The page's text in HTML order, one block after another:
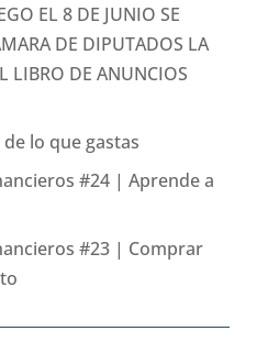
EL 8 DE JUNIO SE
DE DIPUTADOS LA
LIBRO DE ANUNCIOS
lo que gastas
#24 | Aprende a
#23 | Comprar